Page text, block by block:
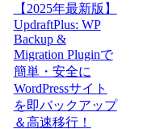
【2025年最新版】
UpdraftPlus: WP
Backup &
Migration Pluginで
簡単・安全に
WordPressサイト
を即バックアップ
＆高速移行！